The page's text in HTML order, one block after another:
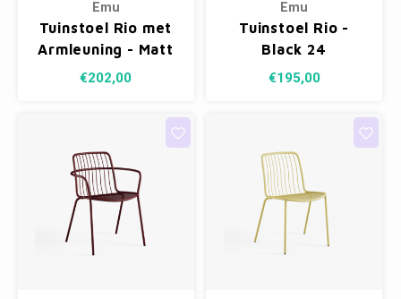
Emu
Tuinstoel Rio met
Armleuning - Matt
white 23
€202,00
Emu
Tuinstoel Rio -
Black 24
€195,00